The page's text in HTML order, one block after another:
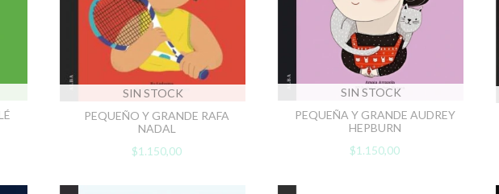
SIN STOCK
PEQUEÑO Y GRANDE RAFA
NADAL
$1.150,00
SIN STOCK
PEQUEÑA Y GRANDE AUDREY
HEPBURN
$1.150,00